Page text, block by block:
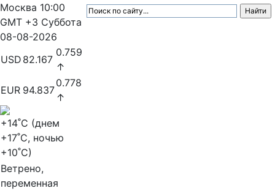
Москва 10:00
GMT +3 Суббота
08-08-2026
USD 82.167
0.759
↑
EUR 94.837
0.778
↑
+14˚C (днем
+17˚C, ночью
+10˚C)
Ветрено,
переменная